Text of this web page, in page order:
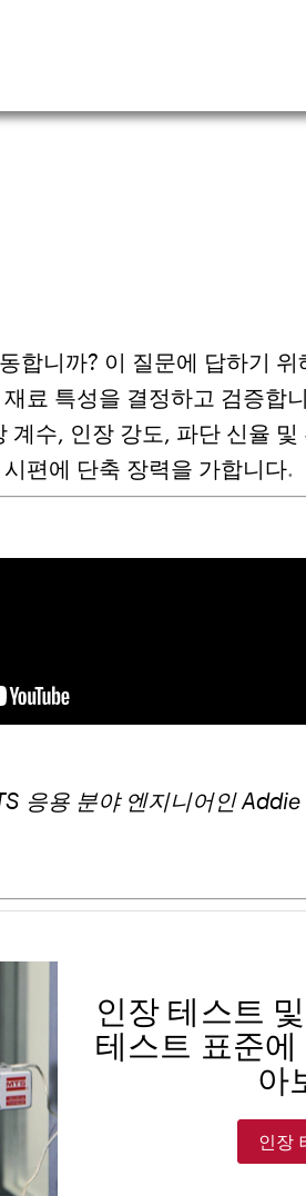
합니까? 이 질문에 답하기
료 특성을 결정하고 검증합
계수, 인장 강도, 파단 신율
편에 단축 장력을 가합니다.
응용 분야 엔지니어인
인장 테스트
테스트 표준
아
인장